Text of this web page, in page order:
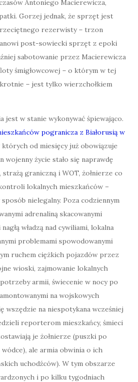
Antoniego Macierewicza,
Gorzej jednak, że sprzęt jest
rezerwisty – trzon
post-sowiecki sprzęt z epoki
sabotowanie przez Macierewicza
śmigłowcowej – o którym w tej
– jest tylko wierzchołkiem
jest w stanie wykonywać śpiewająco.
pogranicza z Białorusią w
których od miesięcy już obowiązuje
wojenny życie stało się naprawdę
graniczną i WOT, żołnierze co
lokalnych mieszkańców –
nielegalny. Poza codziennym
adrenaliną skacowanymi
władzą nad cywiliami, lokalna
problemami spowodowanymi
ruchem ciężkich pojazdów przez
wioski, zajmowanie lokalnych
armii, świecenie w nocy po
na wojskowych
wszędzie na niespotykana wcześniej
reporterom mieszkańcy, śmieci
je żołnierze (puszki po
ale armia obwinia o ich
uchodźców). W tym obszarze
i po kilku tygodniach